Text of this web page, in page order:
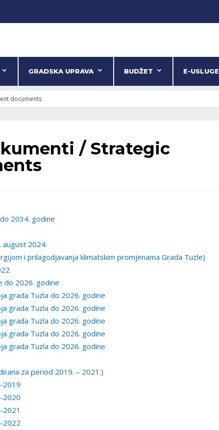
GRADSKA UPRAVA BUDŽET E-USLUGE
documents
/ Strategic
2034. godine
august 2024
i prilagodjavanja klimatskim promjenama Grada Tuzle)
do 2026. godine
grada Tuzla do 2026. godine
grada Tuzla do 2026. godine
grada Tuzla do 2026. godine
grada Tuzla do 2026. godine
grada Tuzla do 2026. godine
za period 2019. – 2021.)
2019
2020
2022